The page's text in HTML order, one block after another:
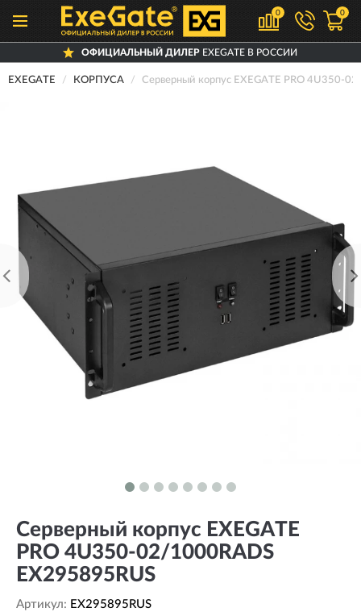
0 0
ОФИЦИАЛЬНЫЙ ДИЛЕРEXEGATE В РОССИИ
EXEGATE КОРПУСА Серверный корпус EXEGATE PRO 4U350-
Серверный корпус EXEGATE
PRO 4U350-02/1000RADS
EX295895RUS
Артикул: EX295895RUS